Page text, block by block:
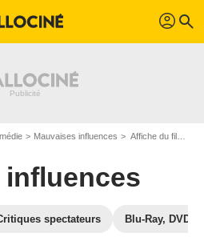
profil search
Mauvaises influences Affiche du film Mauvaises influences - Photo 1
influences
spectateurs Blu-Ray, DVD